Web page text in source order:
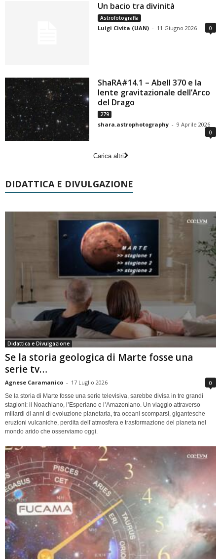
Un bacio tra divinità
Astrofotografia
Luigi Civita (UAN) - 11 Giugno 2026 0
ShaRA#14.1 – Abell 370 e la
lente gravitazionale dell’Arco
del Drago
279
shara.astrophotography - 9 Aprile 2026
0
Carica altri
DIDATTICA E DIVULGAZIONE
Didattica e Divulgazione
Se la storia geologica di Marte fosse una
serie tv…
Agnese Caramanico - 17 Luglio 2026 0
Se la storia di Marte fosse una serie televisiva, sarebbe divisa in tre grandi
stagioni: il Noachiano, l’Esperiano e l’Amazoniano. Un viaggio attraverso
miliardi di anni di evoluzione planetaria, tra oceani scomparsi, gigantesche
eruzioni vulcaniche, perdita dell’atmosfera e trasformazione del pianeta nel
mondo arido che osserviamo oggi.